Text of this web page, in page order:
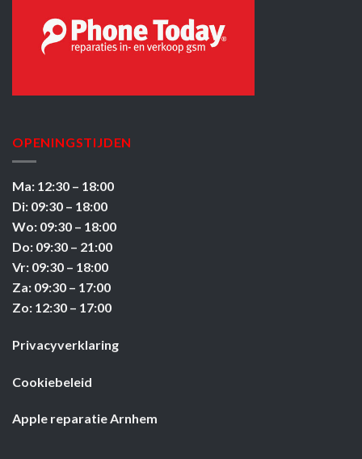
OPENINGSTIJDEN
Ma: 12:30 – 18:00
Di: 09:30 – 18:00
Wo: 09:30 – 18:00
Do: 09:30 – 21:00
Vr: 09:30 – 18:00
Za: 09:30 – 17:00
Zo: 12:30 – 17:00
Privacyverklaring
Cookiebeleid
Apple reparatie Arnhem